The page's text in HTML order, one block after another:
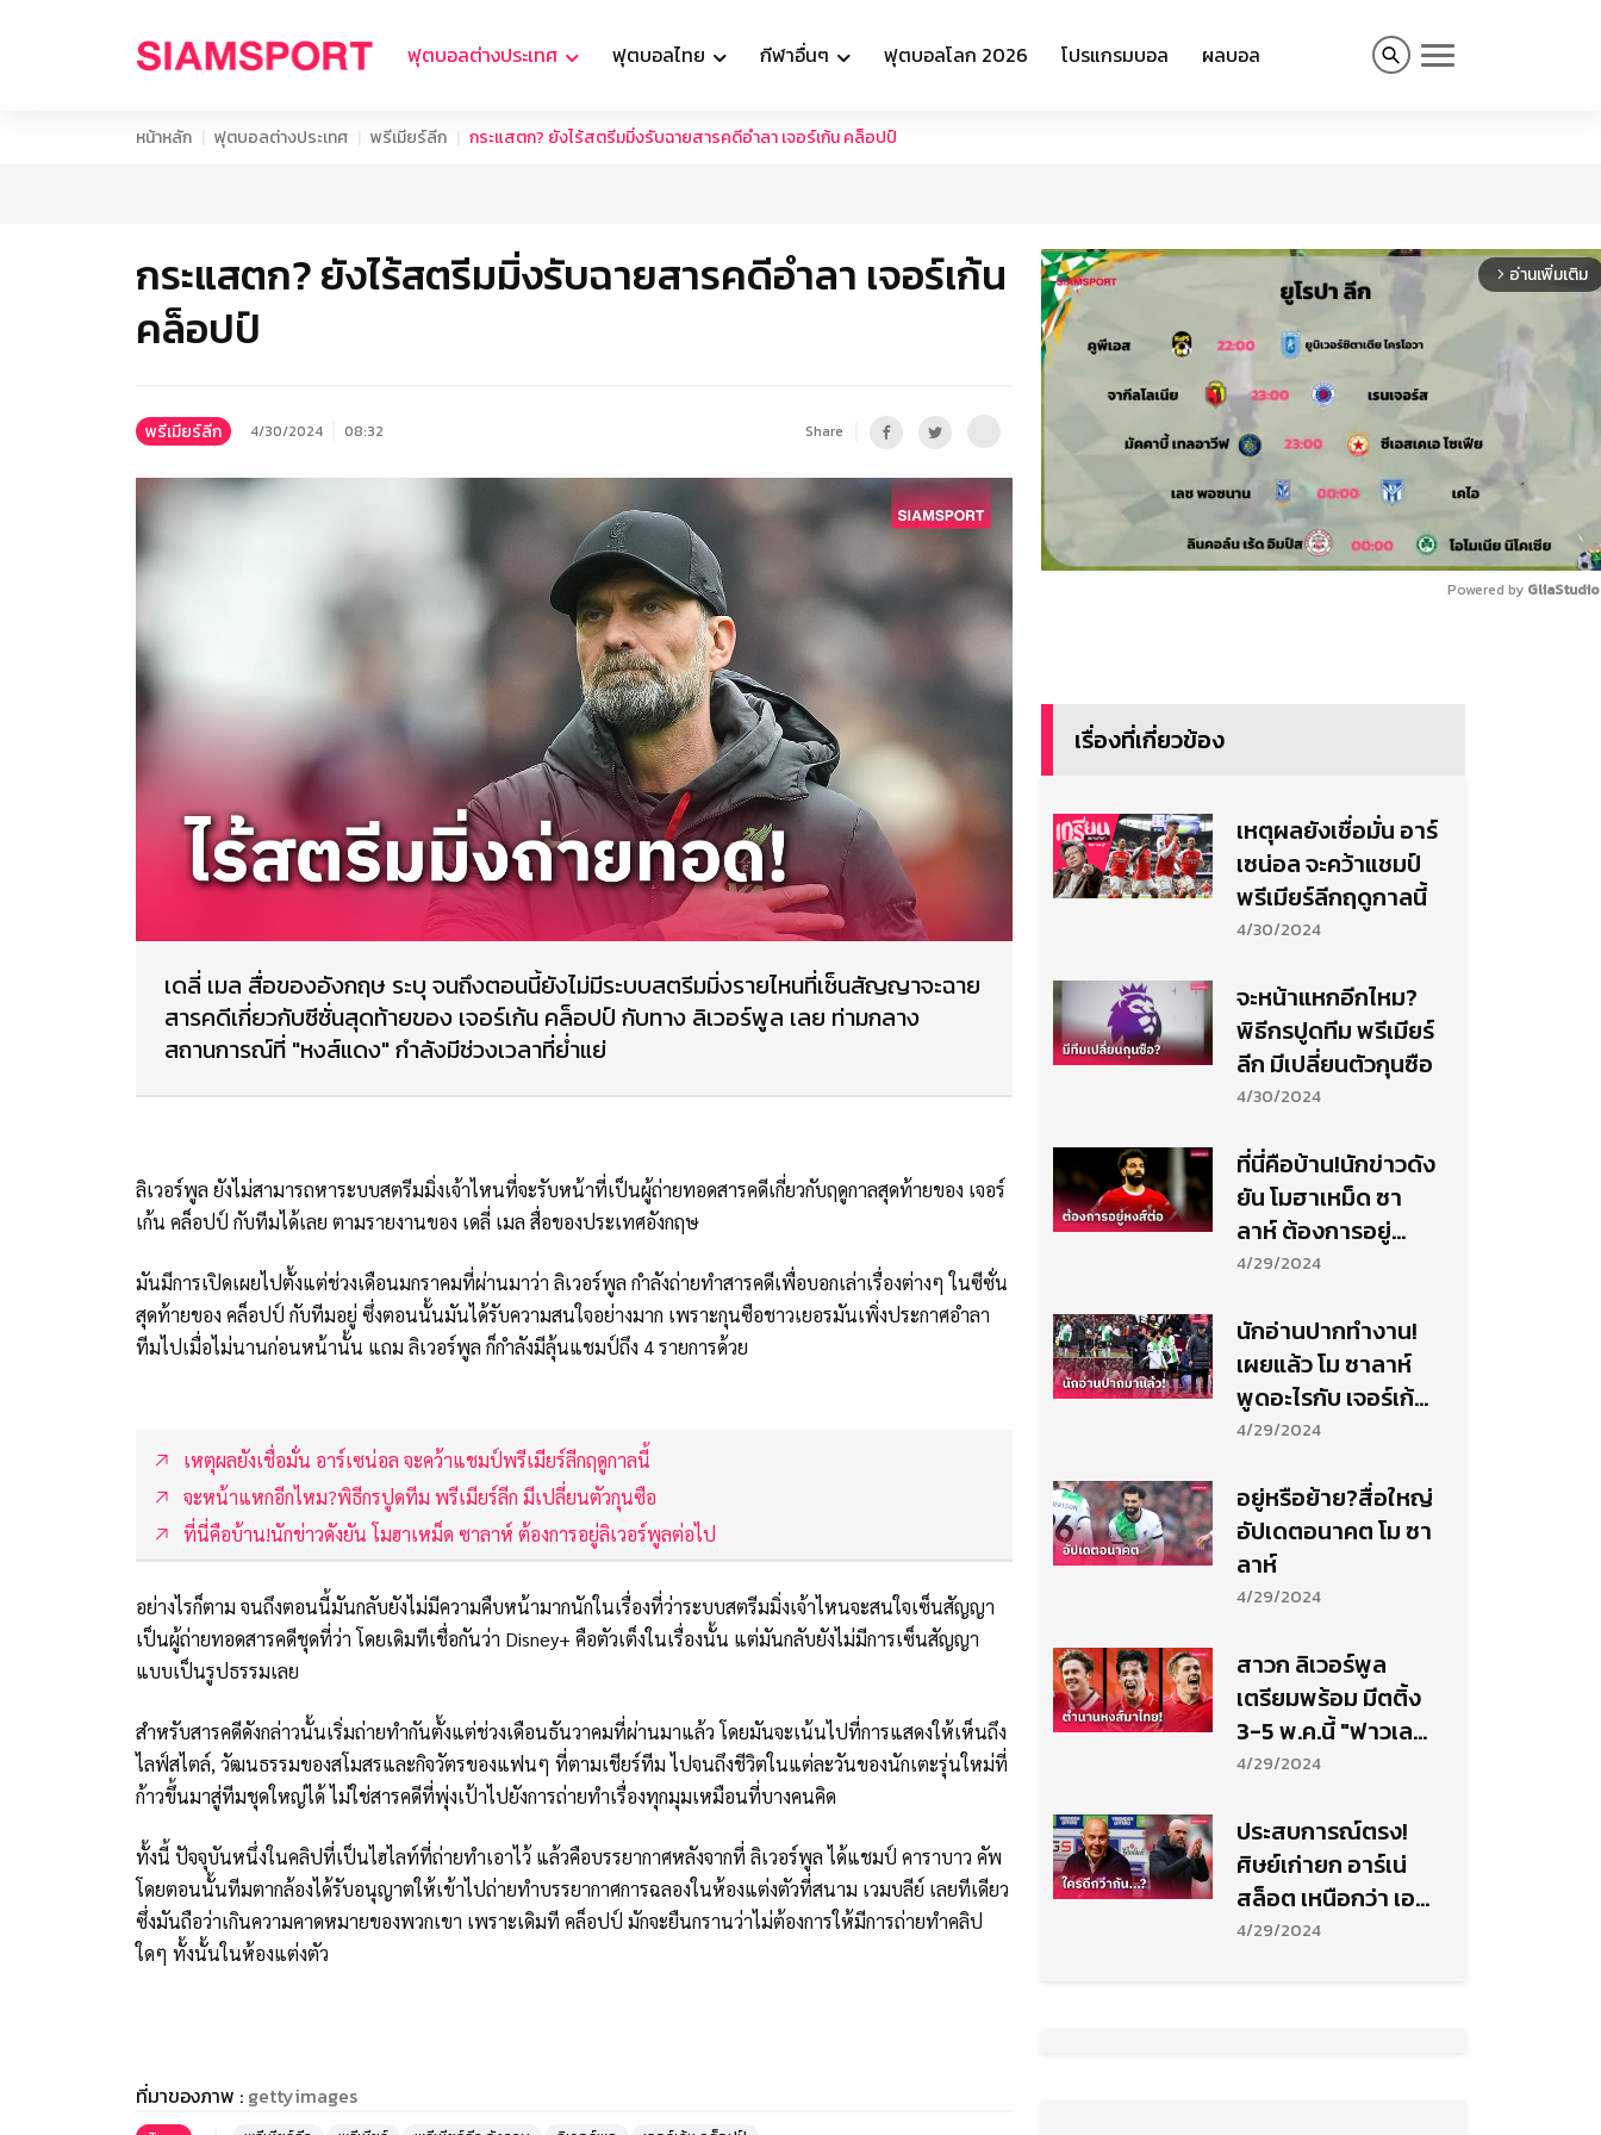
ฟุตบอลต่างประเทศ ฟุตบอลไทย กีฬาอื่นๆ ฟุตบอลโลก 2026 โปรแกรมบอล ผลบอล
หน้าหลัก ฟุตบอลต่างประเทศ พรีเมียร์ลีก กระแสตก? ยังไร้สตรีมมิ่งรับฉายสารคดีอำลา เจอร์เก้น คล็อปป์
กระแสตก? ยังไร้สตรีมมิ่งรับฉายสารคดีอำลา เจอร์เก้น
คล็อปป์
พรีเมียร์ลีก 4/30/2024 08:32 Share
เดลี่ เมล สื่อของอังกฤษ ระบุ จนถึงตอนนี้ยังไม่มีระบบสตรีมมิ่งรายไหนที่เซ็นสัญญาจะฉาย
สารคดีเกี่ยวกับซีซั่นสุดท้ายของ เจอร์เก้น คล็อปป์ กับทาง ลิเวอร์พูล เลย ท่ามกลาง
สถานการณ์ที่ "หงส์แดง" กำลังมีช่วงเวลาที่ย่ำแย่
ลิเวอร์พูล ยังไม่สามารถหาระบบสตรีมมิ่งเจ้าไหนที่จะรับหน้าที่เป็นผู้ถ่ายทอดสารคดีเกี่ยวกับฤดูกาลสุดท้ายของ เจอร์
เก้น คล็อปป์ กับทีมได้เลย ตามรายงานของ เดลี่ เมล สื่อของประเทศอังกฤษ
มันมีการเปิดเผยไปตั้งแต่ช่วงเดือนมกราคมที่ผ่านมาว่า ลิเวอร์พูล กำลังถ่ายทำสารคดีเพื่อบอกเล่าเรื่องต่างๆ ในซีซั่น
สุดท้ายของ คล็อปป์ กับทีมอยู่ ซึ่งตอนนั้นมันได้รับความสนใจอย่างมาก เพราะกุนซือชาวเยอรมันเพิ่งประกาศอำลา
ทีมไปเมื่อไม่นานก่อนหน้านั้น แถม ลิเวอร์พูล ก็กำลังมีลุ้นแชมป์ถึง 4 รายการด้วย
เหตุผลยังเชื่อมั่น อาร์เซน่อล จะคว้าแชมป์พรีเมียร์ลีกฤดูกาลนี้
จะหน้าแหกอีกไหม?พิธีกรปูดทีม พรีเมียร์ลีก มีเปลี่ยนตัวกุนซือ
ที่นี่คือบ้าน!นักข่าวดังยัน โมฮาเหม็ด ซาลาห์ ต้องการอยู่ลิเวอร์พูลต่อไป
อย่างไรก็ตาม จนถึงตอนนี้มันกลับยังไม่มีความคืบหน้ามากนักในเรื่องที่ว่าระบบสตรีมมิ่งเจ้าไหนจะสนใจเซ็นสัญญา
เป็นผู้ถ่ายทอดสารคดีชุดที่ว่า โดยเดิมทีเชื่อกันว่า Disney+ คือตัวเต็งในเรื่องนั้น แต่มันกลับยังไม่มีการเซ็นสัญญา
แบบเป็นรูปธรรมเลย
สำหรับสารคดีดังกล่าวนั้นเริ่มถ่ายทำกันตั้งแต่ช่วงเดือนธันวาคมที่ผ่านมาแล้ว โดยมันจะเน้นไปที่การแสดงให้เห็นถึง
ไลฟ์สไตล์, วัฒนธรรมของสโมสรและกิจวัตรของแฟนๆ ที่ตามเชียร์ทีม ไปจนถึงชีวิตในแต่ละวันของนักเตะรุ่นใหม่ที่
ก้าวขึ้นมาสู่ทีมชุดใหญ่ได้ ไม่ใช่สารคดีที่พุ่งเป้าไปยังการถ่ายทำเรื่องทุกมุมเหมือนที่บางคนคิด
ทั้งนี้ ปัจจุบันหนึ่งในคลิปที่เป็นไฮไลท์ที่ถ่ายทำเอาไว้ แล้วคือบรรยากาศหลังจากที่ ลิเวอร์พูล ได้แชมป์ คาราบาว คัพ
โดยตอนนั้นทีมตากล้องได้รับอนุญาตให้เข้าไปถ่ายทำบรรยากาศการฉลองในห้องแต่งตัวที่สนาม เวมบลีย์ เลยทีเดียว
ซึ่งมันถือว่าเกินความคาดหมายของพวกเขา เพราะเดิมที คล็อปป์ มักจะยืนกรานว่าไม่ต้องการให้มีการถ่ายทำคลิป
ใดๆ ทั้งนั้นในห้องแต่งตัว
ที่มาของภาพ : gettyimages
arrow_forward_ios อ่านเพิ่มเติม
Powered by
เรื่องที่เกี่ยวข้อง
เหตุผลยังเชื่อมั่น อาร์
เซน่อล จะคว้าแชมป์
พรีเมียร์ลีกฤดูกาลนี้
4/30/2024
จะหน้าแหกอีกไหม?
พิธีกรปูดทีม พรีเมียร์
ลีก มีเปลี่ยนตัวกุนซือ
4/30/2024
ที่นี่คือบ้าน!นักข่าวดัง
ยัน โมฮาเหม็ด ซา
ลาห์ ต้องการอยู่
ลิเวอร์พูลต่อไป
4/29/2024
นักอ่านปากทำงาน!
เผยแล้ว โม ซาลาห์
พูดอะไรกับ เจอร์เก้น
คล็อปป์
4/29/2024
อยู่หรือย้าย?สื่อใหญ่
อัปเดตอนาคต โม ซา
ลาห์
4/29/2024
สาวก ลิเวอร์พูล
เตรียมพร้อม มีตติ้ง
3-5 พ.ค.นี้ "ฟาวเลอ
ร์-แม็คก้า-โอเว่น" มา
4/29/2024
ประสบการณ์ตรง!
ศิษย์เก่ายก อาร์เน่
สล็อต เหนือกว่า เอ
ริค เทน ฮาก
4/29/2024